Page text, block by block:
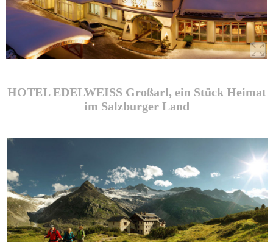
HOTEL EDELWEISS Großarl, ein Stück Heimat
im Salzburger Land